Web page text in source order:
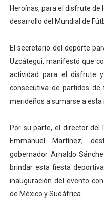
Encuentro estadal
Plan Quirúrgico
Heroínas, para el disfrute de
desarrollo del Mundial de
‎El secretario del deporte
Uzcátegui, manifestó que
actividad para el disfrute
consecutiva de partidos
merideños a sumarse a
‎Por su parte, el director del
Emmanuel Martínez,
gobernador Arnaldo
brindar esta fiesta
inauguración del evento
de México y Sudáfrica.